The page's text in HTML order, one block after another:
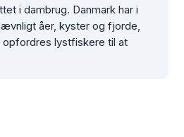
i dambrug. Danmark har i
åer, kyster og fjorde,
opfordres lystfiskere til at